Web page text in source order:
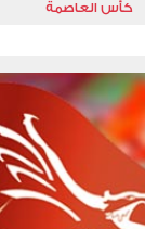
كأس العاصمة